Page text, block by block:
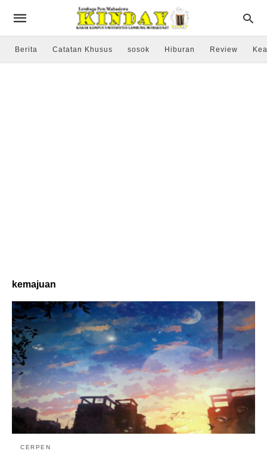
Berita Catatan Khusus sosok Hiburan Review
kemajuan
CERPEN